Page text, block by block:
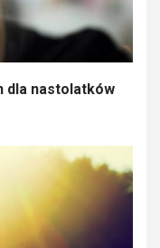
dla nastolatków